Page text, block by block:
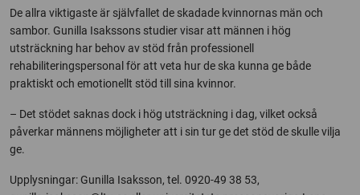
De allra viktigaste är självfallet de skadade kvinnornas män och
sambor. Gunilla Isakssons studier visar att männen i hög
utsträckning har behov av stöd från professionell
rehabiliteringspersonal för att veta hur de ska kunna ge både
praktiskt och emotionellt stöd till sina kvinnor.
– Det stödet saknas dock i hög utsträckning i dag, vilket också
påverkar männens möjligheter att i sin tur ge det stöd de skulle vilja
ge.
Upplysningar: Gunilla Isaksson, tel. 0920-49 38 53,